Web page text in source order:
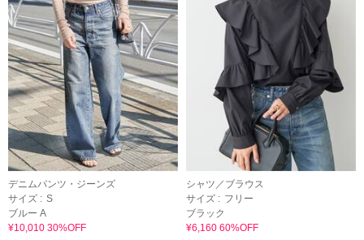
デニムパンツ・ジーンズ
サイズ : S
ブルー A
¥10,010 30%OFF
シャツ／ブラウス
サイズ : フリー
ブラック
¥6,160 60%OFF